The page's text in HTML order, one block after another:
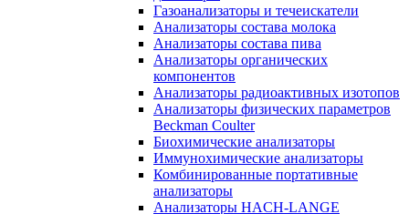
Газоанализаторы и течеискатели
Анализаторы состава молока
Анализаторы состава пива
Анализаторы органических
компонентов
Анализаторы радиоактивных изотопов
Анализаторы физических параметров
Beckman Coulter
Биохимические анализаторы
Иммунохимические анализаторы
Комбинированные портативные
анализаторы
Анализаторы HACH-LANGE